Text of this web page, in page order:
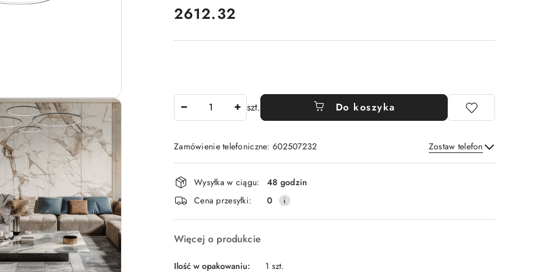
cena:
2612.32
szt. Do koszyka
Zamówienie telefoniczne: 602507232 Zostaw telefon
Wyślij
Dostępność
i
dostawa
Wysyłka w ciągu:
48 godzin
Cena przesyłki:
0
Więcej o produkcie
Ilość w opakowaniu:
1 szt.